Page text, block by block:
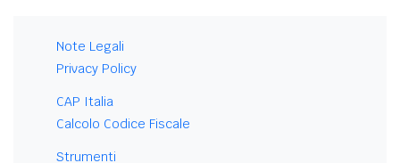
Note Legali
Privacy Policy
CAP Italia
Calcolo Codice Fiscale
Strumenti